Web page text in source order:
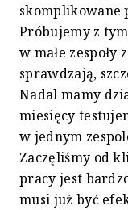
skomplikowane
Próbujemy z
w małe
sprawdzają,
Nadal mamy
miesięcy
w jednym
Zaczęliśmy od
pracy jest
musi już być